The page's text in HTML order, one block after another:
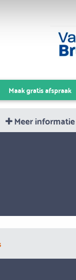
Maak gratis afspraak
Meer informatie